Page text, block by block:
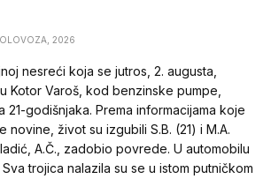
2026
nesreći koja se jutros, 2. augusta,
Kotor Varoš, kod benzinske pumpe,
21-godišnjaka. Prema informacijama koje
novine, život su izgubili S.B. (21) i M.A.
A.Č., zadobio povrede. U automobilu
trojica nalazila su se u istom putničkom